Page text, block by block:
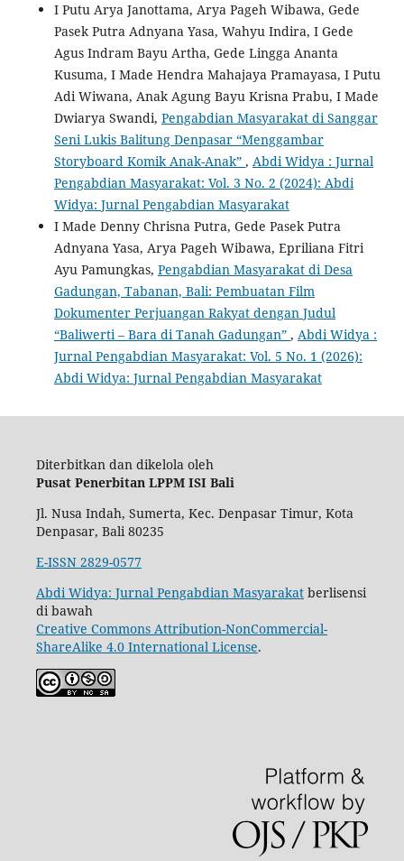
I Putu Arya Janottama, Arya Pageh Wibawa, Gede
Pasek Putra Adnyana Yasa, Wahyu Indira, I Gede
Agus Indram Bayu Artha, Gede Lingga Ananta
Kusuma, I Made Hendra Mahajaya Pramayasa, I Putu
Adi Wiwana, Anak Agung Bayu Krisna Prabu, I Made
Dwiarya Swandi, Pengabdian Masyarakat di Sanggar
Seni Lukis Balitung Denpasar “Menggambar
Storyboard Komik Anak-Anak” , Abdi Widya : Jurnal
Pengabdian Masyarakat: Vol. 3 No. 2 (2024): Abdi
Widya: Jurnal Pengabdian Masyarakat
I Made Denny Chrisna Putra, Gede Pasek Putra
Adnyana Yasa, Arya Pageh Wibawa, Epriliana Fitri
Ayu Pamungkas, Pengabdian Masyarakat di Desa
Gadungan, Tabanan, Bali: Pembuatan Film
Dokumenter Perjuangan Rakyat dengan Judul
“Baliwerti – Bara di Tanah Gadungan” , Abdi Widya :
Jurnal Pengabdian Masyarakat: Vol. 5 No. 1 (2026):
Abdi Widya: Jurnal Pengabdian Masyarakat
Diterbitkan dan dikelola oleh
Pusat Penerbitan LPPM ISI Bali
Jl. Nusa Indah, Sumerta, Kec. Denpasar Timur, Kota
Denpasar, Bali 80235
E-ISSN 2829-0577
Abdi Widya: Jurnal Pengabdian Masyarakatberlisensi
di bawah
Creative Commons Attribution-NonCommercial-
ShareAlike 4.0 International License.